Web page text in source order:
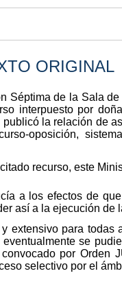
ORIGINAL
Séptima de la Sala
interpuesto por
la relación de
oposición,
recurso, este
a los efectos de
así a la ejecución de
extensivo para
se
por Orden
selectivo por el